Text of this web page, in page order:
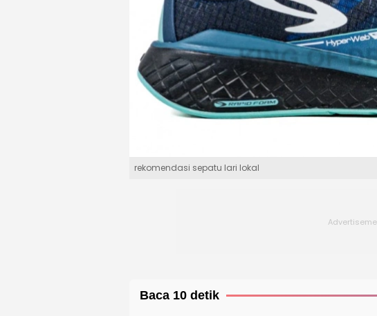
rekomendasi sepatu lari lokal
Baca 10 detik